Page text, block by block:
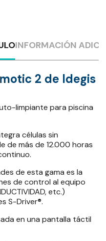
INFORMACIÓN
2 de Idegis
limpiante para piscina
células sin
de más de 12.000 horas
de esta gama es la
de control al equipo
etc.)
S-Driver®.
en una pantalla táctil